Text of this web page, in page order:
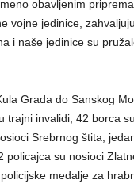
obavljenim
vojne jedinice,
i naše jedinice su
Grada do Sanskog
trajni invalidi, 42 borca
Srebrnog štita,
policajca su nosioci
medalje za